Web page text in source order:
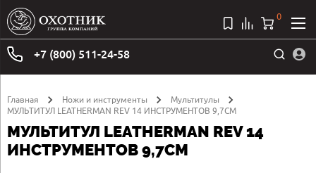
+7 (800) 511-24-58
0
Главная Ножи и инструменты
Мультитулы
МУЛЬТИТУЛ LEATHERMAN REV 14 ИНСТРУМЕНТОВ 9,7СМ
МУЛЬТИТУЛ LEATHERMAN REV 14
ИНСТРУМЕНТОВ 9,7СМ